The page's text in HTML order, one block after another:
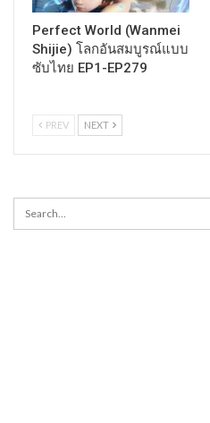
Perfect World (Wanmei
Shijie) โลกอันสมบูรณ์แบบ
ซับไทย EP1-EP279
PREV NEXT